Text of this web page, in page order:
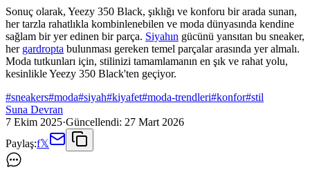
Sonuç olarak, Yeezy 350 Black, şıklığı ve konforu bir arada sunan,
her tarzla rahatlıkla kombinlenebilen ve moda dünyasında kendine
sağlam bir yer edinen bir parça. Siyahın gücünü yansıtan bu sneaker,
her gardropta bulunması gereken temel parçalar arasında yer almalı.
Moda tutkunları için, stilinizi tamamlamanın en şık ve rahat yolu,
kesinlikle Yeezy 350 Black'ten geçiyor.
#sneakers#moda#siyah#kiyafet#moda-trendleri#konfor#stil
Suna Devran
7 Ekim 2025·Güncellendi: 27 Mart 2026
Paylaş:f𝕏